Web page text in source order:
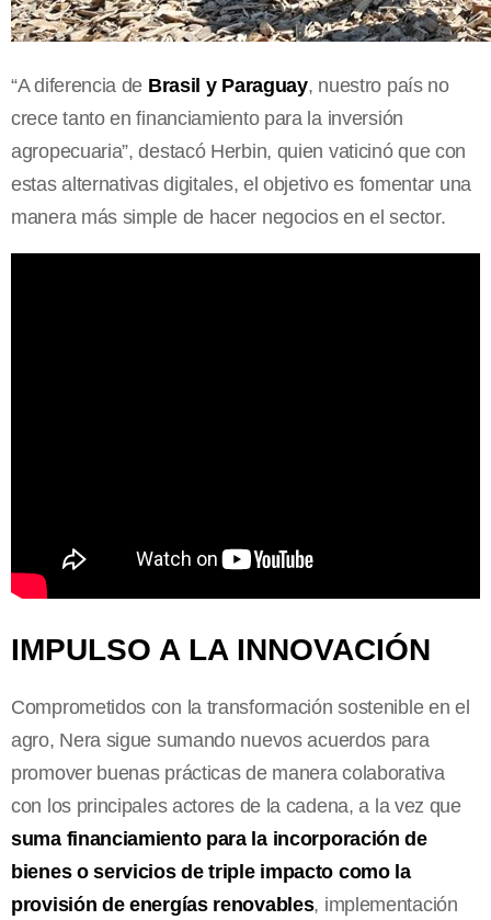
“A diferencia de Brasil y Paraguay, nuestro país no
crece tanto en financiamiento para la inversión
agropecuaria”, destacó Herbin, quien vaticinó que con
estas alternativas digitales, el objetivo es fomentar una
manera más simple de hacer negocios en el sector.
IMPULSO A LA INNOVACIÓN
Comprometidos con la transformación sostenible en el
agro, Nera sigue sumando nuevos acuerdos para
promover buenas prácticas de manera colaborativa
con los principales actores de la cadena, a la vez que
suma financiamiento para la incorporación de
bienes o servicios de triple impacto como la
provisión de energías renovables, implementación